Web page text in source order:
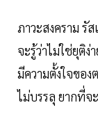
ภาวะสงคราม รั
จะรู้ว่าไม่ใช่ยุติ
มีความตั้งใจขอ
ไม่บรรลุ ยากที่จ